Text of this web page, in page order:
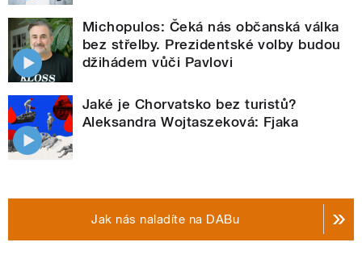
Michopulos: Čeká nás občanská válka
bez střelby. Prezidentské volby budou
džihádem vůči Pavlovi
Jaké je Chorvatsko bez turistů?
Aleksandra Wojtaszeková: Fjaka
Jak nás naladíte na DABu